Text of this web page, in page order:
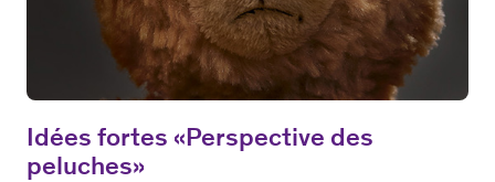
Idées fortes «Perspective des
peluches»